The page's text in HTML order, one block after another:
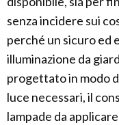
senza incidere sui
perché un sicuro ed
illuminazione da
progettato in modo
luce necessari, il
lampade da